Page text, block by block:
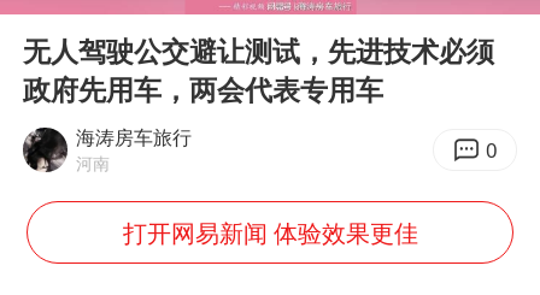
Play
无人驾驶公交避让测试，先进技术必须
政府先用车，两会代表专用车
海涛房车旅行
河南 0
打开网易新闻 体验效果更佳